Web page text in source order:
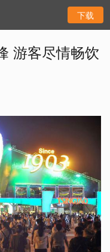
下载
游客尽情畅饮